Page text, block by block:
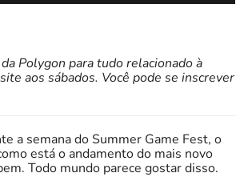
Polygon para tudo relacionado à
aos sábados. Você pode se inscrever
a semana do Summer Game Fest, o
está o andamento do mais novo
Todo mundo parece gostar disso.